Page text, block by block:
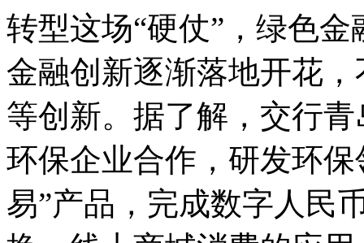
转型这场“硬仗”，绿色
金融创新逐渐落地开花
等创新。据了解，交行
环保企业合作，研发环
易”产品，完成数字人民